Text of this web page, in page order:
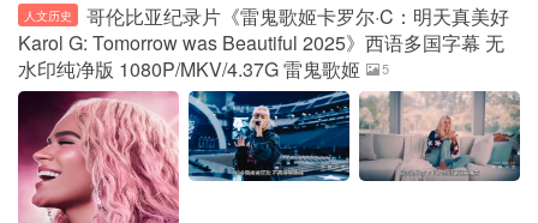
人文历史
哥伦比亚纪录片《雷鬼歌姬卡罗尔·C：明天真美好
Karol G: Tomorrow was Beautiful 2025》西语多国字幕 无
水印纯净版 1080P/MKV/4.37G 雷鬼歌姬
5